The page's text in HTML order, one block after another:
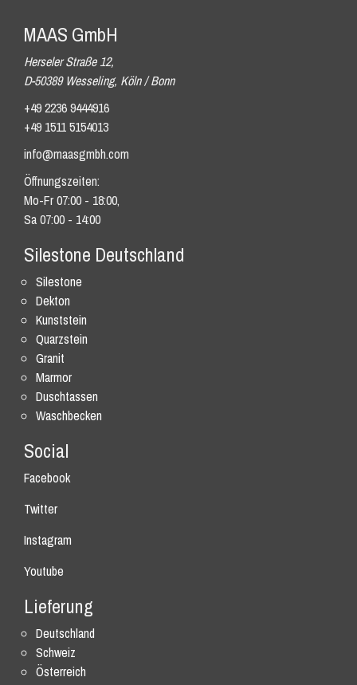
MAAS GmbH
Herseler Straße 12,
D-50389 Wesseling, Köln / Bonn
+49 2236 9444916
+49 1511 5154013
info@maasgmbh.com
Öffnungszeiten:
Mo-Fr 07:00 - 18:00,
Sa 07:00 - 14:00
Silestone Deutschland
Silestone
Dekton
Kunststein
Quarzstein
Granit
Marmor
Duschtassen
Waschbecken
Social
Facebook
Twitter
Instagram
Youtube
Lieferung
Deutschland
Schweiz
Österreich